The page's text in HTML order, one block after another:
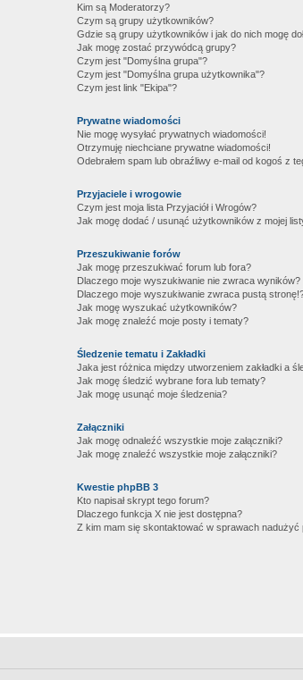
Kim są Moderatorzy?
Czym są grupy użytkowników?
Gdzie są grupy użytkowników i jak do nich mogę
Jak mogę zostać przywódcą grupy?
Czym jest "Domyślna grupa"?
Czym jest "Domyślna grupa użytkownika"?
Czym jest link "Ekipa"?
Prywatne wiadomości
Nie mogę wysyłać prywatnych wiadomości!
Otrzymuję niechciane prywatne wiadomości!
Odebrałem spam lub obraźliwy e-mail od kogoś z
Przyjaciele i wrogowie
Czym jest moja lista Przyjaciół i Wrogów?
Jak mogę dodać / usunąć użytkowników z mojej
Przeszukiwanie forów
Jak mogę przeszukiwać forum lub fora?
Dlaczego moje wyszukiwanie nie zwraca wyników?
Dlaczego moje wyszukiwanie zwraca pustą
Jak mogę wyszukać użytkowników?
Jak mogę znaleźć moje posty i tematy?
Śledzenie tematu i Zakładki
Jaka jest różnica między utworzeniem zakładki a
Jak mogę śledzić wybrane fora lub tematy?
Jak mogę usunąć moje śledzenia?
Załączniki
Jak mogę odnaleźć wszystkie moje załączniki?
Jak mogę znaleźć wszystkie moje załączniki?
Kwestie phpBB 3
Kto napisał skrypt tego forum?
Dlaczego funkcja X nie jest dostępna?
Z kim mam się skontaktować w sprawach